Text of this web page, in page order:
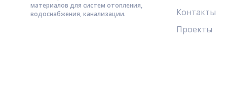
материалов для систем отопления,
водоснабжения, канализации.
Контакты
Проекты